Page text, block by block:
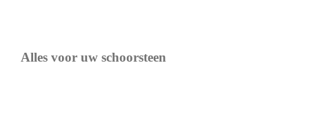
Alles voor uw schoorsteen